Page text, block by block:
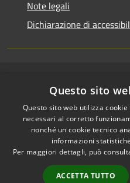
Note legali
Dichiarazione di
Accessibilità
Privacy
Cookie
Mappa del sito
Area riservata
amministratori comunali
Questo sito
Questo sito web utilizza
necessari al corretto
nonché un cookie tecnico
informazioni
Per maggiori dettagli, può
ACCETTA TUTTO